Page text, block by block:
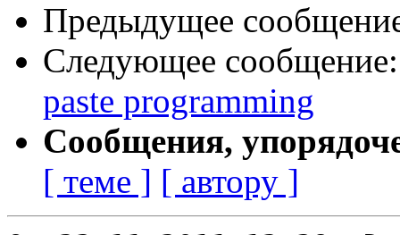
Предыдущее
Следующее
paste programming
Сообщения,
[ теме ] [ автору ]